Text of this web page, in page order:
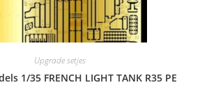
Upgrade setjes
1/35 FRENCH LIGHT TANK R35 PE